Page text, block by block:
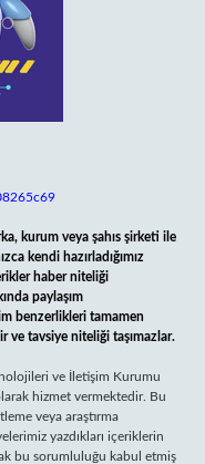
kurum veya şahıs şirketi ile
kendi hazırladığımız
haber niteliği
paylaşım
benzerlikleri tamamen
ve tavsiye niteliği taşımazlar.
ve İletişim Kurumu
hizmet vermektedir. Bu
veya araştırma
yazdıkları içeriklerin
bu sorumluluğu kabul etmiş